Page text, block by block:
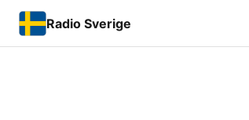
Radio Sverige